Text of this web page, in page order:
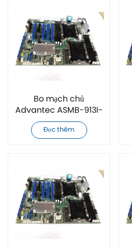
Bo mạch chủ
Advantec ASMB-913I-
00A1E hoàn toàn mới
Đọc thêm